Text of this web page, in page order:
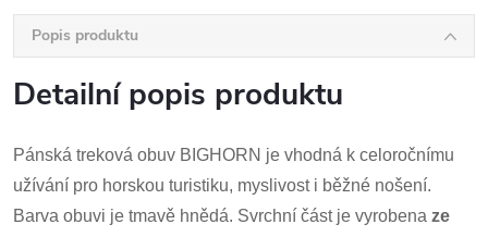
Popis produktu
Detailní popis produktu
Pánská treková obuv BIGHORN je vhodná k celoročnímu
užívání pro horskou turistiku, myslivost i běžné nošení.
Barva obuvi je tmavě hnědá. Svrchní část je vyrobena ze